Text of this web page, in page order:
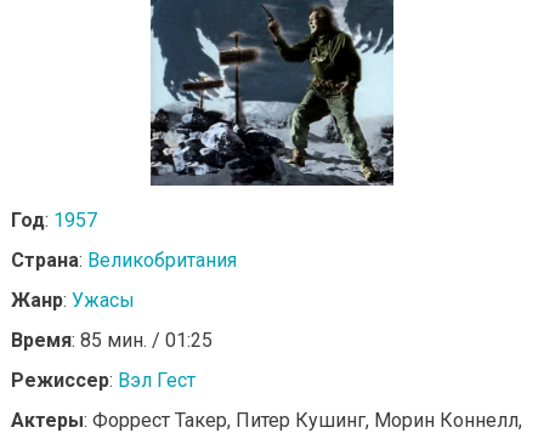
Год: 1957
Страна: Великобритания
Жанр: Ужасы
Время: 85 мин. / 01:25
Режиссер: Вэл Гест
Актеры: Форрест Такер, Питер Кушинг, Морин Коннелл,